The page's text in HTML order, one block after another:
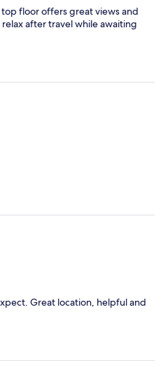
floor offers great views and
after travel while awaiting
Great location, helpful and